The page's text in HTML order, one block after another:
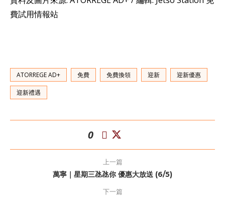
費試用情報站
ATORREGE AD+ 免費 免費換領 迎新 迎新優惠
迎新禮遇
0
上一篇
萬寧｜星期三氹氹你 優惠大放送 (6/5)
下一篇